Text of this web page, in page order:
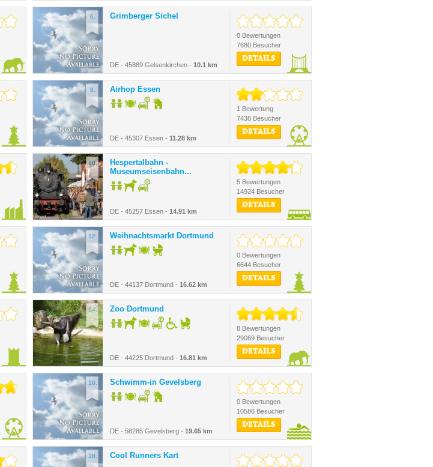
6. Grimberger Sichel
DE - 45889 Gelsenkirchen - 10.1 km
0 Bewertungen
7680 Besucher
DETAILS
8. Airhop Essen
DE - 45307 Essen - 11.28 km
1 Bewertung
7438 Besucher
DETAILS
10.
Hespertalbahn -
Museumseisenbahn...
DE - 45257 Essen - 14.91 km
5 Bewertungen
14924 Besucher
DETAILS
12. Weihnachtsmarkt Dortmund
DE - 44137 Dortmund - 16.62 km
0 Bewertungen
6644 Besucher
DETAILS
14. Zoo Dortmund
DE - 44225 Dortmund - 16.81 km
8 Bewertungen
29069 Besucher
DETAILS
16. Schwimm-in Gevelsberg
DE - 58285 Gevelsberg - 19.65 km
0 Bewertungen
10586 Besucher
DETAILS
18. Cool Runners Kart